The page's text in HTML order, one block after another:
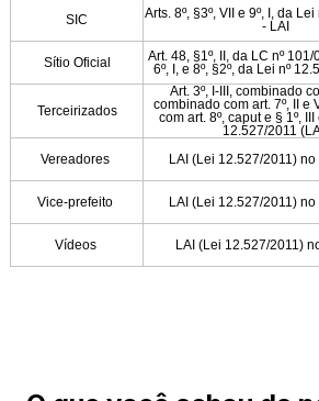
SIC
Arts. 8º, §3º, VII e 9º, I, da
- LAI
Sítio Oficial
Art. 48, §1º, II, da LC nº 101/
6º, I, e 8º, §2º, da Lei nº
Terceirizados
Art. 3º, I-III, combinado
combinado com art. 7º, II e
com art. 8º, caput e § 1º,
12.527/2011
Vereadores
LAI (Lei 12.527/2011) no
Vice-prefeito LAI (Lei 12.527/2011) no
Vídeos LAI (Lei 12.527/2011) no